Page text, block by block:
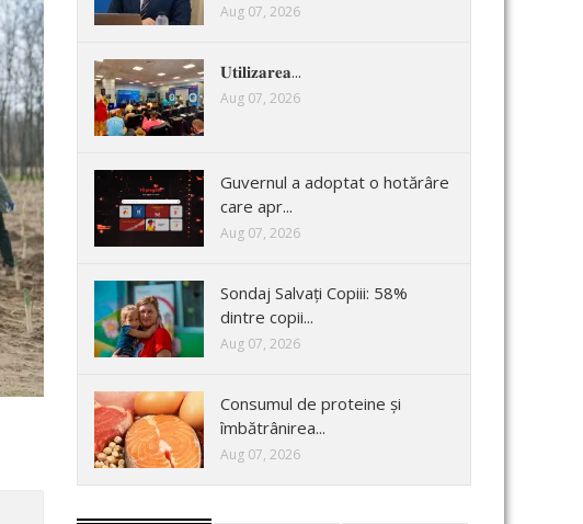
Aug 07, 2026
𝐔𝐭𝐢𝐥𝐢𝐳𝐚𝐫𝐞𝐚...
Aug 07, 2026
Guvernul a adoptat o hotărâre
care apr...
Aug 07, 2026
Sondaj Salvați Copiii: 58%
dintre copii...
Aug 07, 2026
Consumul de proteine și
îmbătrânirea...
Aug 07, 2026